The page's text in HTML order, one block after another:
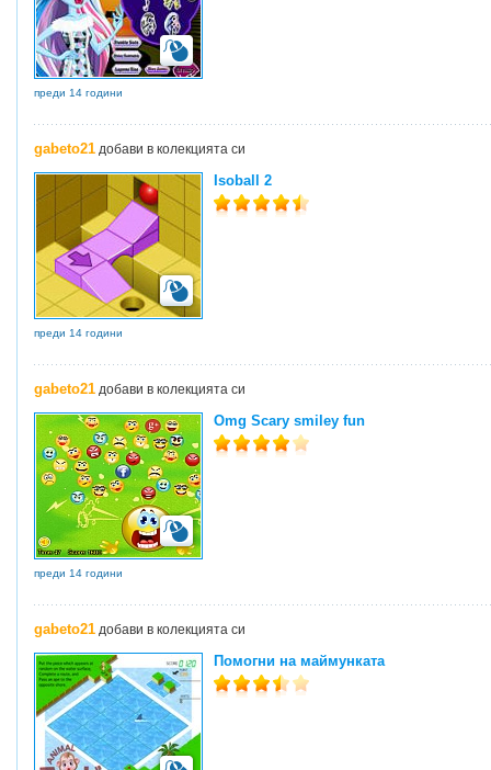
преди 14 години
gabeto21 добави в колекцията си
Isoball 2
преди 14 години
gabeto21 добави в колекцията си
Omg Scary smiley fun
преди 14 години
gabeto21 добави в колекцията си
Помогни на маймунката